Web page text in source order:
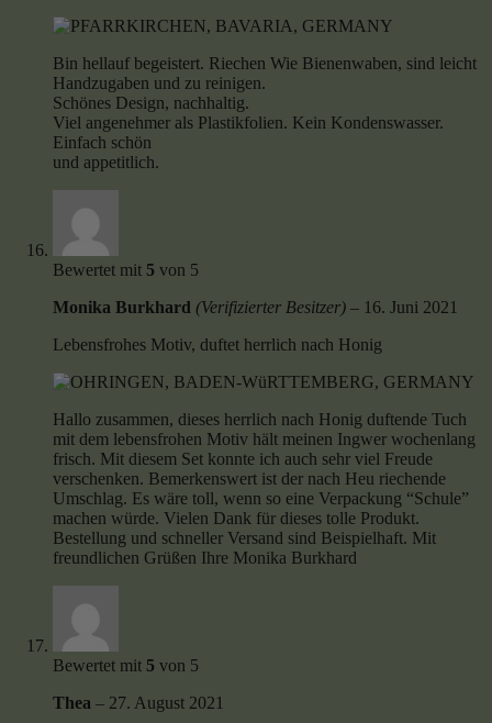
Bin hellauf begeistert. Riechen Wie Bienenwaben, sind leicht
Handzugaben und zu reinigen.
Schönes Design, nachhaltig.
Viel angenehmer als Plastikfolien. Kein Kondenswasser.
Einfach schön
und appetitlich.
Bewertet mit 5 von 5
Monika Burkhard (Verifizierter Besitzer) – 16. Juni 2021
Lebensfrohes Motiv, duftet herrlich nach Honig
Hallo zusammen, dieses herrlich nach Honig duftende Tuch
mit dem lebensfrohen Motiv hält meinen Ingwer wochenlang
frisch. Mit diesem Set konnte ich auch sehr viel Freude
verschenken. Bemerkenswert ist der nach Heu riechende
Umschlag. Es wäre toll, wenn so eine Verpackung “Schule”
machen würde. Vielen Dank für dieses tolle Produkt.
Bestellung und schneller Versand sind Beispielhaft. Mit
freundlichen Grüßen Ihre Monika Burkhard
Bewertet mit 5 von 5
Thea – 27. August 2021